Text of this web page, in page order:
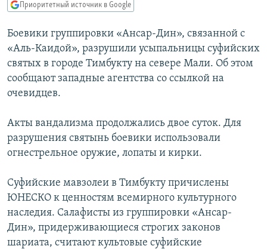
Вернутся
поиску
КАВКАЗ.РЕАЛИИ
СЕВЕР.РЕАЛИИ
СИБИРЬ.РЕАЛИИ
РАСПИСАНИЕ ВЕЩАНИЯ
ПОДПИШИТЕСЬ НА РАССЫЛКУ
Все сайты РСЕ/РС
Приоритетный источник в Google
Боевики группировки «Ансар-Дин», связанной с
«Аль-Каидой», разрушили усыпальницы суфийских
святых в городе Тимбукту на севере Мали. Об этом
сообщают западные агентства со ссылкой на
очевидцев.
Акты вандализма продолжались двое суток. Для
разрушения святынь боевики использовали
огнестрельное оружие, лопаты и кирки.
Суфийские мавзолеи в Тимбукту причислены
ЮНЕСКО к ценностям всемирного культурного
наследия. Салафисты из группировки «Ансар-
Дин», придерживающиеся строгих законов
шариата, считают культовые суфийские